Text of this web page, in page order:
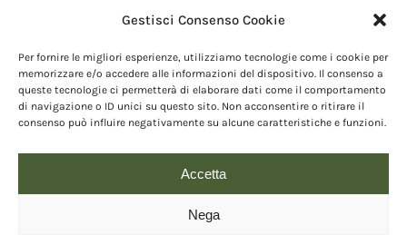
Gestisci Consenso Cookie
Per fornire le migliori esperienze, utilizziamo tecnologie come i cookie per
memorizzare e/o accedere alle informazioni del dispositivo. Il consenso a
queste tecnologie ci permetterà di elaborare dati come il comportamento
di navigazione o ID unici su questo sito. Non acconsentire o ritirare il
consenso può influire negativamente su alcune caratteristiche e funzioni.
Accetta
Nega
Glossario DOP IGP
Marchi DOP IGP
Normativa prodotti DOP IGP
Consorzi di Tutela
Farm To Fork e prodotti DOP IGP